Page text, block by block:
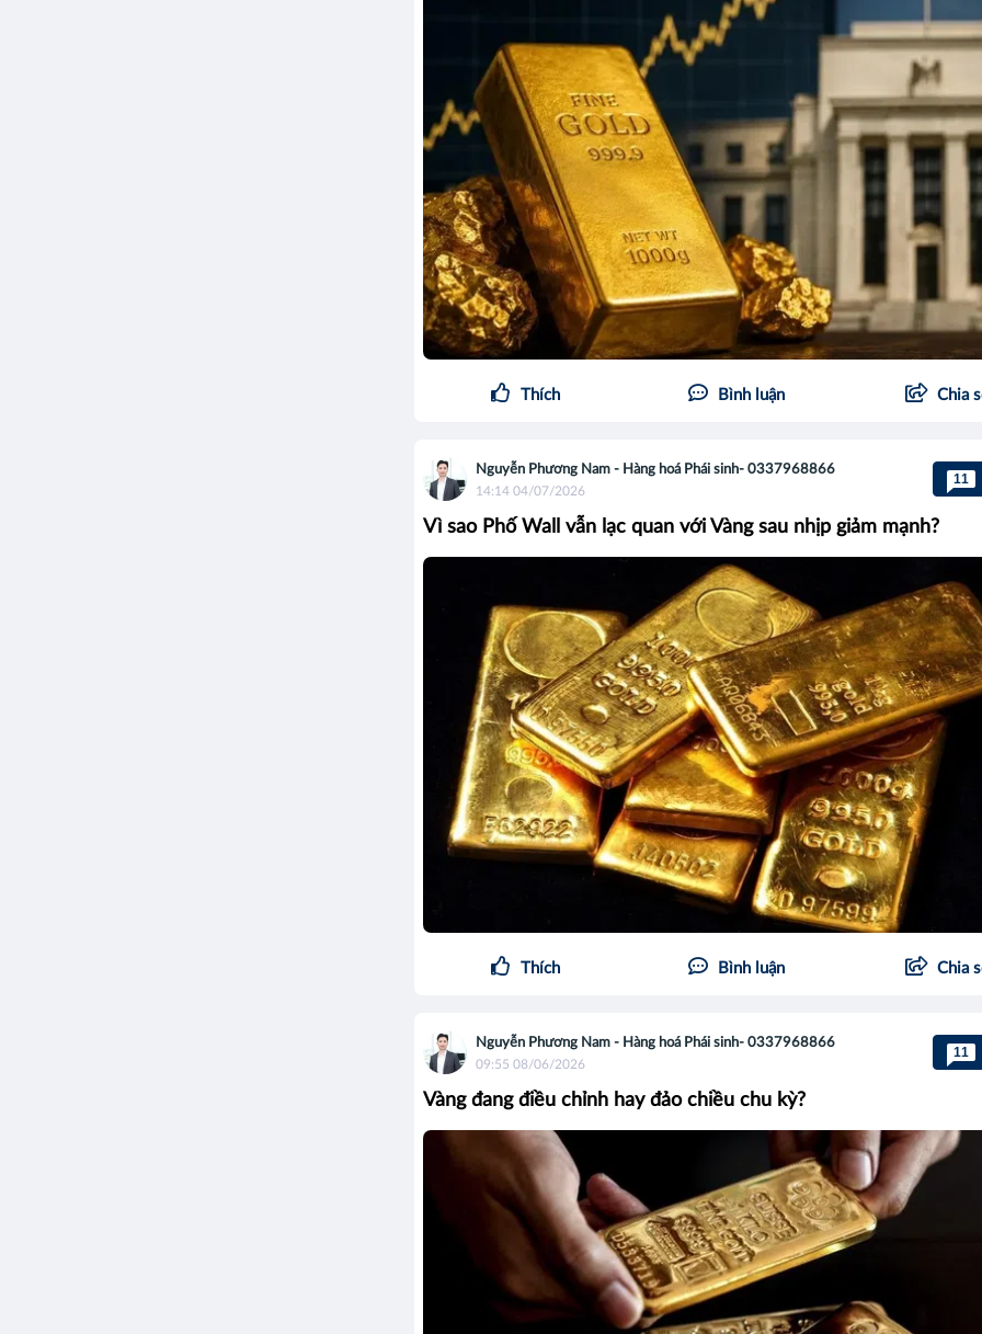
Thích Bình luận Chia
Nguyễn Phương Nam - Hàng hoá Phái sinh- 0337968866
14:14 04/07/2026
11
Vì sao Phố Wall vẫn lạc quan với Vàng sau nhịp giảm mạnh?
Thích Bình luận Chia
Nguyễn Phương Nam - Hàng hoá Phái sinh- 0337968866
09:55 08/06/2026
11
Vàng đang điều chỉnh hay đảo chiều chu kỳ?